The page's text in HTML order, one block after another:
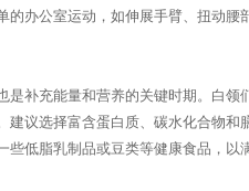
的办公室运动，如伸展手臂、扭动腰
是补充能量和营养的关键时期。白领
建议选择富含蛋白质、碳水化合物和
些低脂乳制品或豆类等健康食品，以